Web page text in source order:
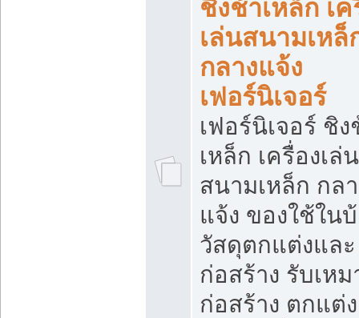
ชิงช้าเหล็ก เค
เล่นสนามเหล็
กลางแจ้ง
เฟอร์นิเจอร์
เฟอร์นิเจอร์ ชิง
เหล็ก เครื่องเล่น
สนามเหล็ก กล
แจ้ง ของใช้ใน
วัสดุตกแต่งและ
ก่อสร้าง รับเหม
ก่อสร้าง ตกแต่ง